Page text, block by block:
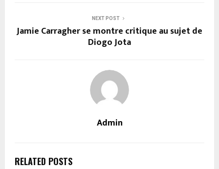
NEXT POST
Jamie Carragher se montre critique au sujet de
Diogo Jota
Admin
RELATED POSTS